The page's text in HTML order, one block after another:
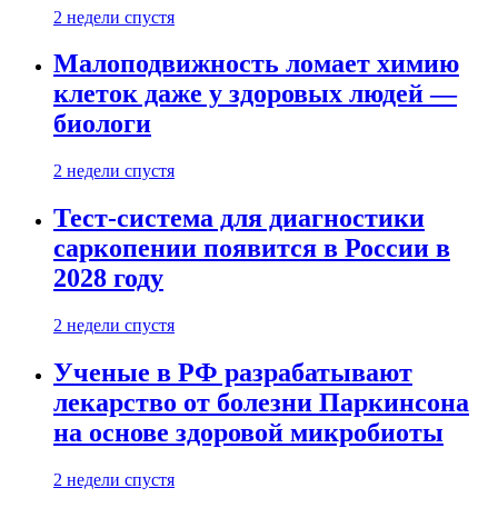
2 недели спустя
Малоподвижность ломает химию
клеток даже у здоровых людей —
биологи
2 недели спустя
Тест-система для диагностики
саркопении появится в России в
2028 году
2 недели спустя
Ученые в РФ разрабатывают
лекарство от болезни Паркинсона
на основе здоровой микробиоты
2 недели спустя